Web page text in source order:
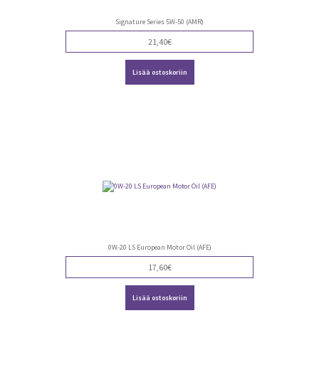
Signature Series 5W-50 (AMR)
21,40€
Lisää ostoskoriin
0W-20 LS European Motor Oil (AFE)
17,60€
Lisää ostoskoriin